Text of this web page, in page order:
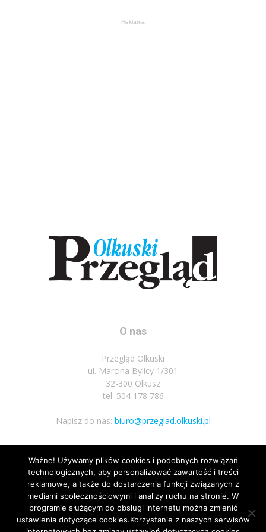
Reklama
O nas
Przegląd Olkuski
ul. Marcina Bylicy 1/301
32-300 Olkusz
tel: 504 178 786
Napisz do nas: biuro@przeglad.olkuski.pl
Podążaj za nami
Ważne! Używamy plików cookies i podobnych rozwiązań
technologicznych, aby personalizować zawartość i treści
reklamowe, a także do dostarczenia funkcji związanych z
mediami społecznościowymi i analizy ruchu na stronie. W
programie służącym do obsługi internetu można zmienić
ustawienia dotyczące cookies.Korzystanie z naszych serwisów